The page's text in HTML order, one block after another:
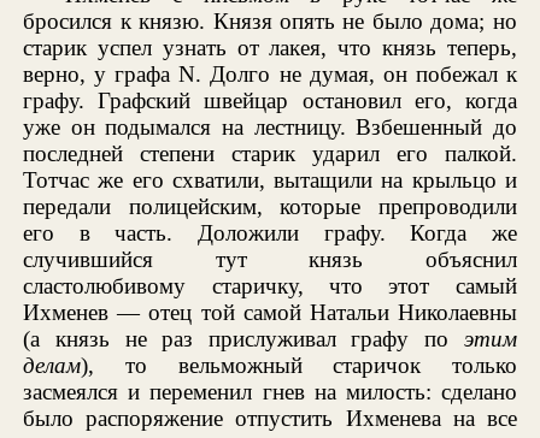
бросился к князю. Князя опять не было дома; но
старик успел узнать от лакея, что князь теперь,
верно, у графа N. Долго не думая, он побежал к
графу. Графский швейцар остановил его, когда
уже он подымался на лестницу. Взбешенный до
последней степени старик ударил его палкой.
Тотчас же его схватили, вытащили на крыльцо и
передали полицейским, которые препроводили
его в часть. Доложили графу. Когда же
случившийся тут князь объяснил
сластолюбивому старичку, что этот самый
Ихменев — отец той самой Натальи Николаевны
(а князь не раз прислуживал графу по этим
делам), то вельможный старичок только
засмеялся и переменил гнев на милость: сделано
было распоряжение отпустить Ихменева на все